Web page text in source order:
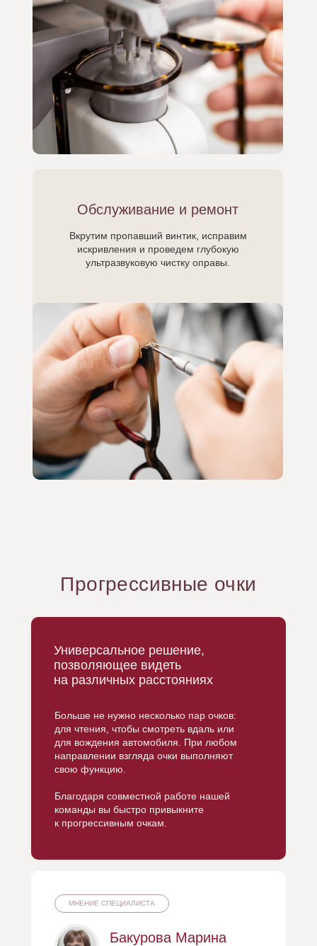
Обслуживание и ремонт
Вкрутим пропавший винтик, исправим
искривления и проведем глубокую
ультразвуковую чистку оправы.
Прогрессивные очки
Универсальное решение,
позволяющее видеть
на различных расстояниях
Больше не нужно несколько пар очков:
для чтения, чтобы смотреть вдаль или
для вождения автомобиля. При любом
направлении взгляда очки выполняют
свою функцию.
Благодаря совместной работе нашей
команды вы быстро привыкните
к прогрессивным очкам.
Бакурова Марина
МНЕНИЕ СПЕЦИАЛИСТА